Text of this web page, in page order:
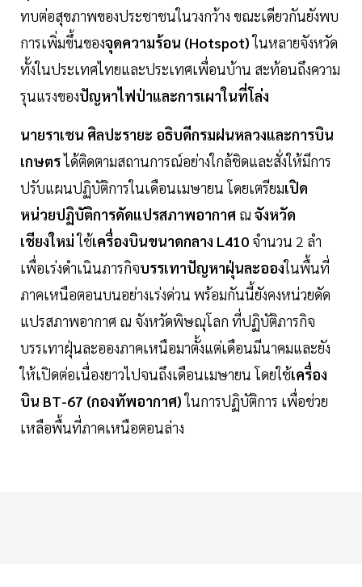
ทบต่อสุขภาพของประชาชนในวงกว้าง ขณะเดียวกันยังพบ
การเพิ่มขึ้นของจุดความร้อน (Hotspot)ในหลายจังหวัด
ทั้งในประเทศไทยและประเทศเพื่อนบ้าน สะท้อนถึงความ
รุนแรงของปัญหาไฟป่าและการเผาในที่โล่ง
นายราเชน ศิลปะรายะ อธิบดีกรมฝนหลวงและการบิน
เกษตรได้ติดตามสถานการณ์อย่างใกล้ชิดและสั่งให้มีการ
ปรับแผนปฏิบัติการในเดือนเมษายน โดยเตรียมเปิด
หน่วยปฏิบัติการดัดแปรสภาพอากาศ ณ จังหวัด
เชียงใหม่ใช้เครื่องบินขนาดกลาง L410 จำนวน 2 ลำ
เพื่อเร่งดำเนินภารกิจบรรเทาปัญหาฝุ่นละอองในพื้นที่
ภาคเหนือตอนบนอย่างเร่งด่วน พร้อมกันนี้ยังคงหน่วยดัด
แปรสภาพอากาศ ณ จังหวัดพิษณุโลก ที่ปฏิบัติภารกิจ
บรรเทาฝุ่นละอองภาคเหนือมาตั้งแต่เดือนมีนาคมและยัง
ให้เปิดต่อเนื่องยาวไปจนถึงเดือนเมษายน โดยใช้เครื่อง
บิน BT-67 (กองทัพอากาศ)ในการปฏิบัติการ เพื่อช่วย
เหลือพื้นที่ภาคเหนือตอนล่าง